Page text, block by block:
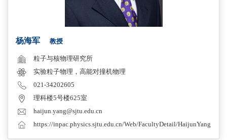
杨海军 教授
粒子与核物理研究所
实验粒子物理，高能对撞机物理
021-34202605
理科楼5号楼625室
haijun.yang@sjtu.edu.cn
https://inpac.physics.sjtu.edu.cn/Web/FacultyDetail/HaijunYang